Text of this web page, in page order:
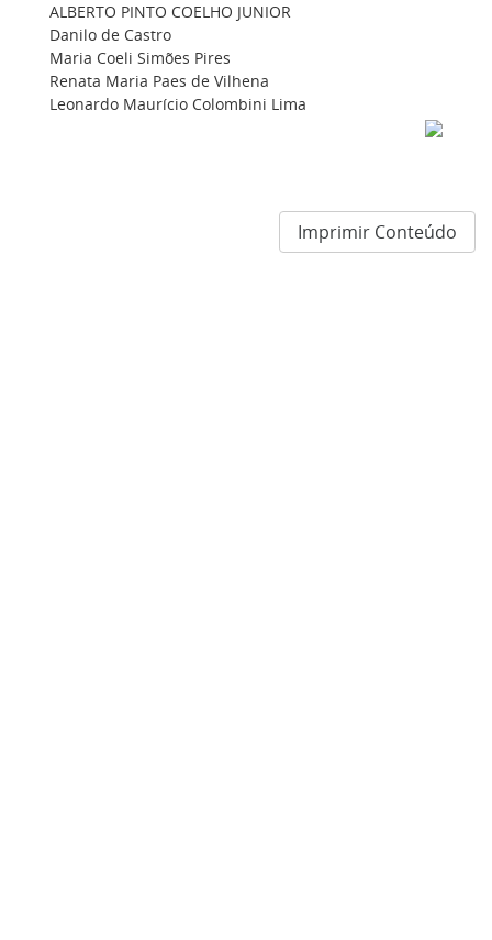
ALBERTO PINTO COELHO JUNIOR
Danilo de Castro
Maria Coeli Simões Pires
Renata Maria Paes de Vilhena
Leonardo Maurício Colombini Lima
Imprimir Conteúdo